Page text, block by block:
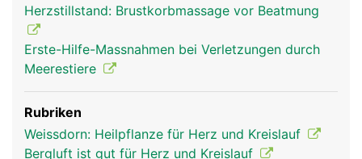
Herzstillstand: Brustkorbmassage vor Beatmung
Erste-Hilfe-Massnahmen bei Verletzungen durch
Meerestiere
Rubriken
Weissdorn: Heilpflanze für Herz und Kreislauf
Bergluft ist gut für Herz und Kreislauf